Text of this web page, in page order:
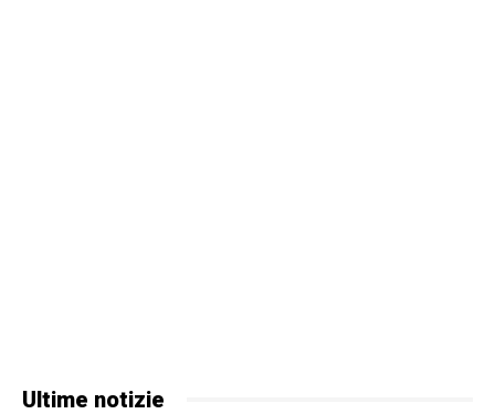
Ultime notizie